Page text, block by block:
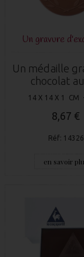
Un gravure
Un médaille
chocolat
14 X 14 X 1 CM
8,67 €
Réf: 14326
en savoir